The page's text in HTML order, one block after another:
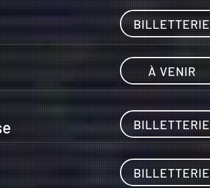
BILLETTERIE
À VENIR
BILLETTERIE
BILLETTERIE